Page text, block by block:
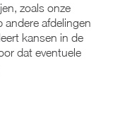
zoals onze
andere afdelingen
kansen in de
dat eventuele